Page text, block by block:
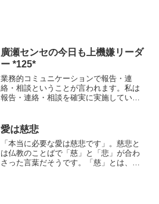
廣瀬センセの今日も上機嫌リーダ
ー *125*
業務的コミュニケーションで報告・連
絡・相談ということが言われます。私は
報告・連絡・相談を確実に実施していく
コミュニケーションであり、言葉が正確
に伝わり理解していくかが大...
愛は慈悲
「本当に必要な愛は慈悲です」。慈悲と
は仏教のことばで「慈」と「悲」が合わ
さった言葉だそうです。「慈」とは、そ